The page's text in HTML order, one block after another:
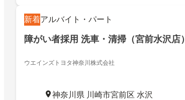
新着アルバイト・パート
障がい者採用 洗車・清掃（宮前水沢店）
ウエインズトヨタ神奈川株式会社
神奈川県 川崎市宮前区 水沢